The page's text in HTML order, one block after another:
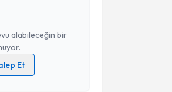
alabileceğin bir
Et
Aydınlatma Metni